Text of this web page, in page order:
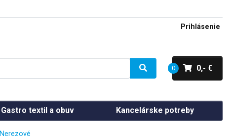
Prihlásenie
0 0,- €
Gastro textil a obuv Kancelárske potreby
Nerezové